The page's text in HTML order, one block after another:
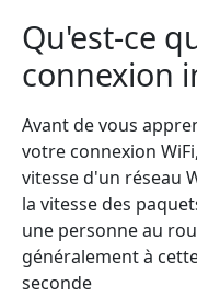
Qu'est-ce
connexion
Avant de vous
votre connexion
vitesse d'un réseau
la vitesse des
une personne au
généralement à
seconde